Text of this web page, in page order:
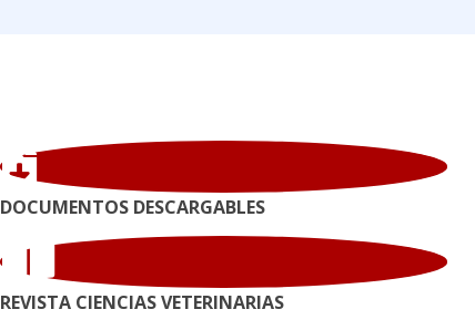
DOCUMENTOS DESCARGABLES
REVISTA CIENCIAS VETERINARIAS